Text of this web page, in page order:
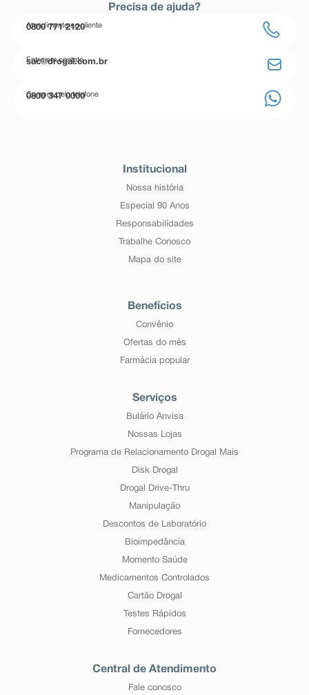
Precisa de ajuda?
Atendimento ao cliente
0800 771 2120
Entre em contato
sac@drogal.com.br
Compre pelo telefone
0800 347 0000
Institucional
Nossa história
Especial 90 Anos
Responsabilidades
Trabalhe Conosco
Mapa do site
Benefícios
Convênio
Ofertas do mês
Farmácia popular
Serviços
Bulário Anvisa
Nossas Lojas
Programa de Relacionamento Drogal Mais
Disk Drogal
Drogal Drive-Thru
Manipulação
Descontos de Laboratório
Bioimpedância
Momento Saúde
Medicamentos Controlados
Cartão Drogal
Testes Rápidos
Fornecedores
Central de Atendimento
Fale conosco